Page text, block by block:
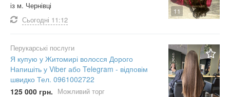
11
із м. Чернівці
Сьогодні 11:12
Перукарські послуги
Я купую у Житомирі волосся Дорого
Напишіть у Viber або Telegram - відповім
швидко Тел. 0961002722
125 000 грн. Можливий торг